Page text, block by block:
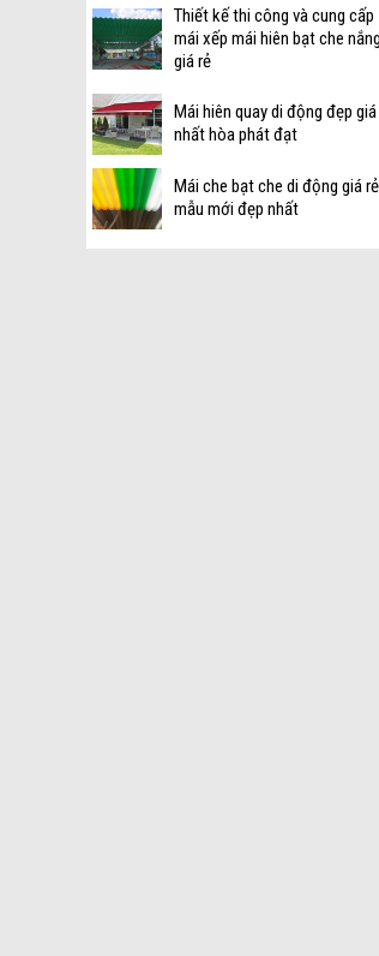
Thiết kế thi công và cung cấp
mái xếp mái hiên bạt che nắng
giá rẻ
Mái hiên quay di động đẹp
nhất hòa phát đạt
Mái che bạt che di động giá rẻ
mẫu mới đẹp nhất